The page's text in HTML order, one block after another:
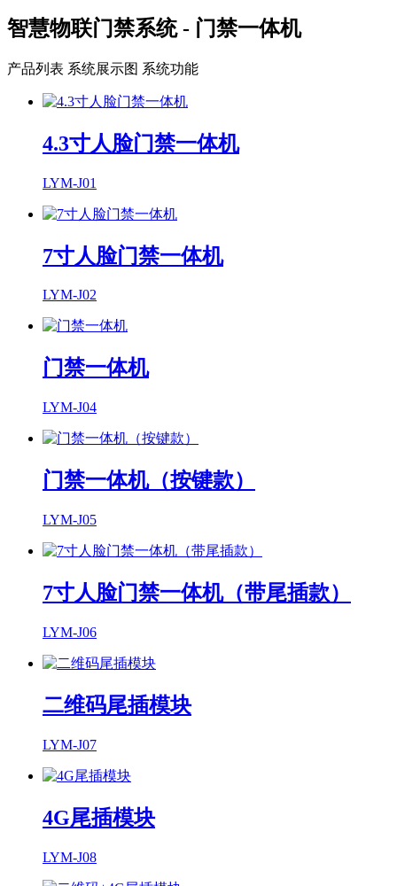
智慧物联门禁系统 - 门禁一体机
产品列表 系统展示图 系统功能
4.3寸人脸门禁一体机
LYM-J01
7寸人脸门禁一体机
LYM-J02
门禁一体机
LYM-J04
门禁一体机（按键款）
LYM-J05
7寸人脸门禁一体机（带尾插款）
LYM-J06
二维码尾插模块
LYM-J07
4G尾插模块
LYM-J08